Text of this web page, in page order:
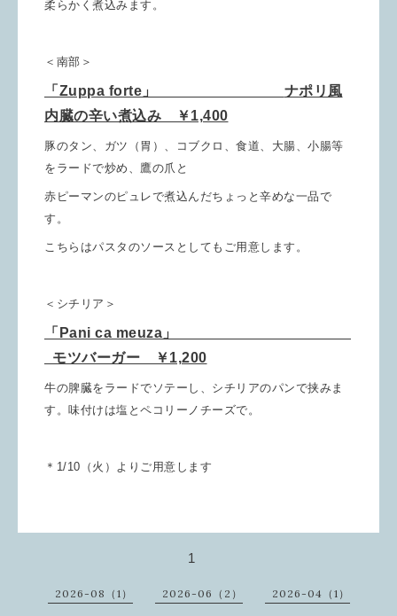
柔らかく煮込みます。
＜南部＞
「Zuppa forte」 ナポリ風
内臓の辛い煮込み ￥1,400
豚のタン、ガツ（胃）、コブクロ、食道、大腸、小腸等
をラードで炒め、鷹の爪と
赤ピーマンのピュレで煮込んだちょっと辛めな一品で
す。
こちらはパスタのソースとしてもご用意します。
＜シチリア＞
「Pani ca meuza 」
モツバーガー ￥1,200
牛の脾臓をラードでソテーし、シチリアのパンで挟みま
す。味付けは塩とペコリーノチーズで。
＊1/10（火）よりご用意します
1
2026-08（1） 2026-06（2） 2026-04（1）